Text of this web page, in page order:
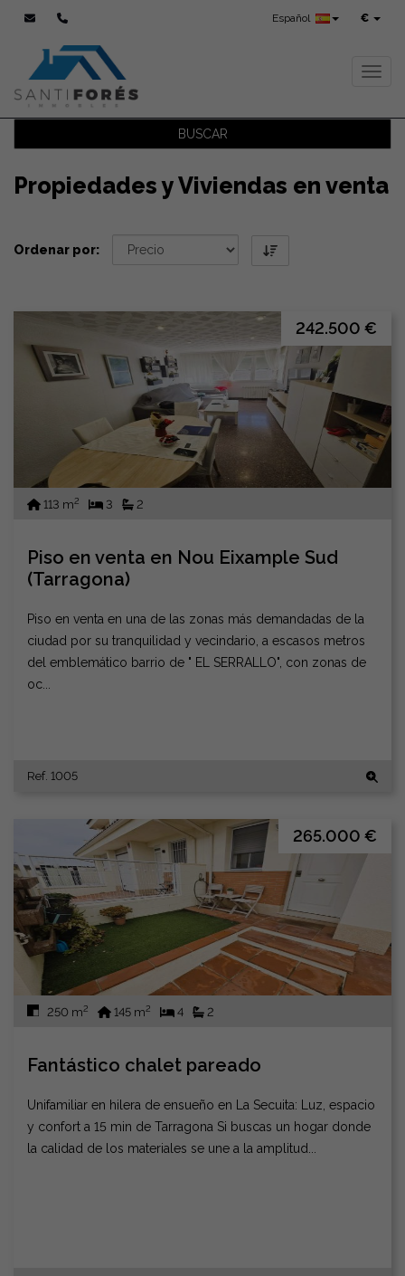
€
Español
BUSCAR
Propiedades y Viviendas en venta
Ordenar por:
242.500 €
113 m2 3 2
Piso en venta en Nou Eixample Sud
(Tarragona)
Piso en venta en una de las zonas más demandadas de la
ciudad por su tranquilidad y vecindario, a escasos metros
del emblemático barrio de " EL SERRALLO", con zonas de
oc...
Ref. 1005
265.000 €
250 m2 145 m2 4 2
Fantástico chalet pareado
Unifamiliar en hilera de ensueño en La Secuita: Luz, espacio
y confort a 15 min de Tarragona Si buscas un hogar donde
la calidad de los materiales se une a la amplitud...